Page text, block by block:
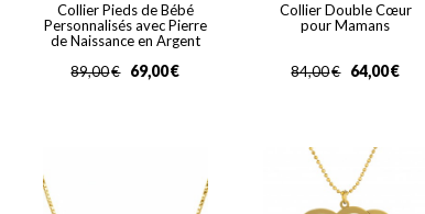
Collier Pieds de Bébé
Personnalisés avec Pierre
de Naissance en Argent
€
89,00 €
69,00
Collier Double Cœur
pour Mamans
€
84,00 €
64,00